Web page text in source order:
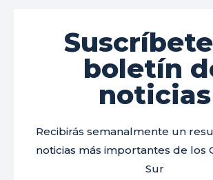
boletín
noticias
Recibirás semanalmente un
noticias más importantes de los
Sur